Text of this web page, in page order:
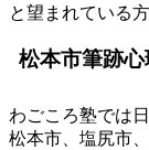
と望まれている
松本市筆跡
わごころ塾では
松本市、塩尻市